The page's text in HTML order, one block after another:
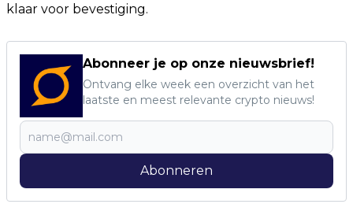
klaar voor bevestiging.
Abonneer je op onze nieuwsbrief!
Ontvang elke week een overzicht van het
laatste en meest relevante crypto nieuws!
Abonneren